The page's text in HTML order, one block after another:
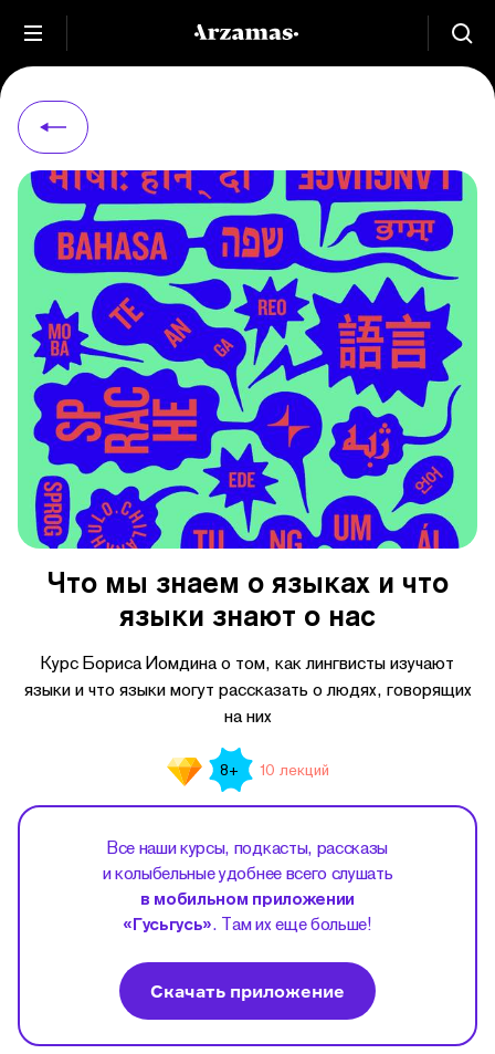
Что мы знаем о языках и что
языки знают о нас
Курс Бориса Иомдина о том, как лингвисты изучают
языки и что языки могут рассказать о людях, говорящих
на них
8+ 10 лекций
Все наши курсы, подкасты, рассказы
и колыбельные удобнее всего слушать
в мобильном приложении
«Гусьгусь». Там их еще больше!
Скачать приложение